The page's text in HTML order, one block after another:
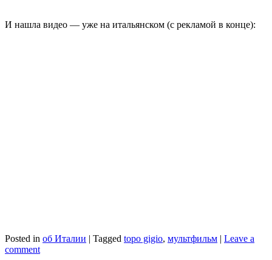
И нашла видео — уже на итальянском (с рекламой в конце):
Posted in об Италии | Tagged topo gigio, мультфильм | Leave a
comment